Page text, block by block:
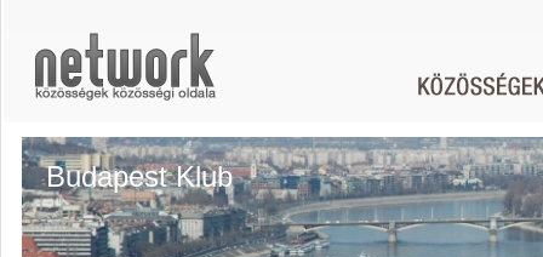
Budapest Klub